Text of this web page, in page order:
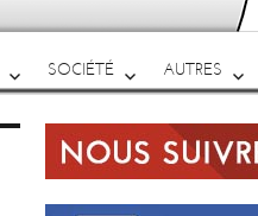
SOCIÉTÉ AUTRES